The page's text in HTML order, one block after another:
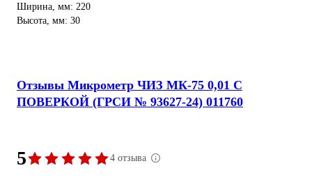
Ширина, мм: 220
Высота, мм: 30
Отзывы Микрометр ЧИЗ МК-75 0,01 С
ПОВЕРКОЙ (ГРСИ № 93627-24) 011760
5 4 отзыва